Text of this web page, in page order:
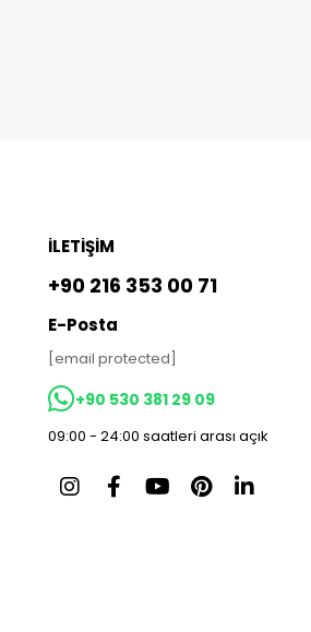
İLETİŞİM
+90 216 353 00 71
E-Posta
[email protected]
+90 530 381 29 09
09:00 - 24:00 saatleri arası açık